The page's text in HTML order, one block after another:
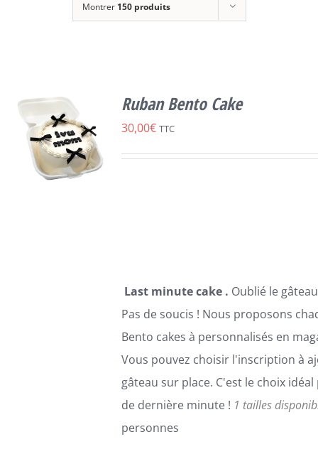
Montrer 150 produits
VARIATIONS.
PEUVENT
Ruban Bento Cake
30,00€ TTC
Last minute cake . Oublié le
Pas de soucis ! Nous proposons
Bento cakes à personnalisés en
Vous pouvez choisir l'inscription à
gâteau sur place. C'est le choix
de dernière minute ! 1 tailles
personnes